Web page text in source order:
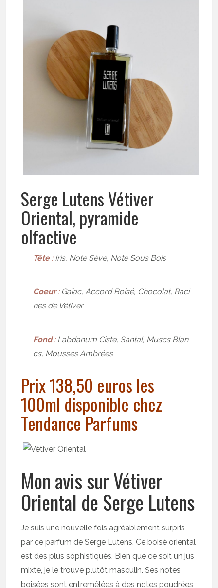
Serge Lutens Vétiver
Oriental, pyramide
olfactive
Tête:Iris, Note Sève, Note Sous Bois
Coeur:Gaïac, Accord Boisé, Chocolat, Raci
nes de Vétiver
Fond:Labdanum Ciste, Santal, Muscs Blan
cs, Mousses Ambrées
Prix 138,50 euros les
100ml disponible chez
Tendance Parfums
Mon avis sur Vétiver
Oriental de Serge Lutens
Je suis une nouvelle fois agréablement surpris
par ce parfum de Serge Lutens. Ce boisé oriental
est des plus sophistiqués. Bien que ce soit un jus
mixte, je le trouve plutôt masculin. Ses notes
boisées sont entremêlées à des notes poudrées,